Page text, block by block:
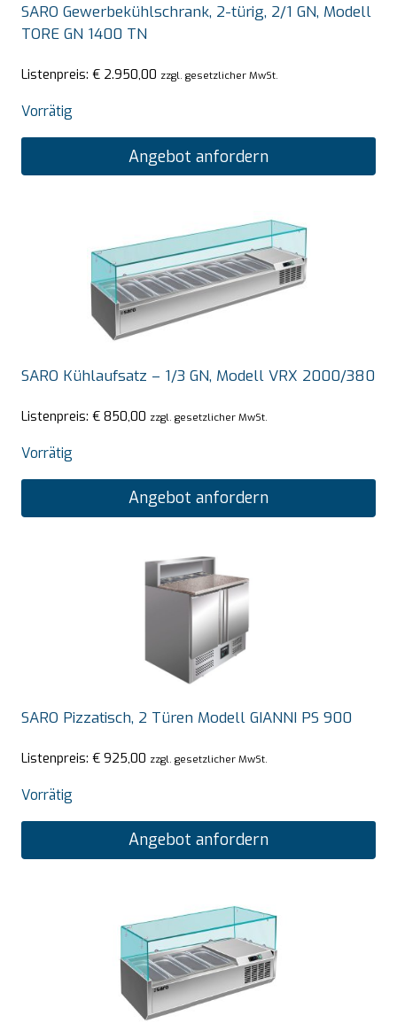
SARO Gewerbekühlschrank, 2-türig, 2/1 GN, Modell
TORE GN 1400 TN
Listenpreis: € 2.950,00 zzgl. gesetzlicher MwSt.
Vorrätig
Angebot anfordern
SARO Kühlaufsatz – 1/3 GN, Modell VRX 2000/380
Listenpreis: € 850,00 zzgl. gesetzlicher MwSt.
Vorrätig
Angebot anfordern
SARO Pizzatisch, 2 Türen Modell GIANNI PS 900
Listenpreis: € 925,00 zzgl. gesetzlicher MwSt.
Vorrätig
Angebot anfordern